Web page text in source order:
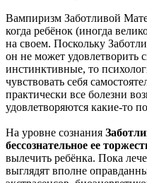
Вампиризм Заботливой
когда ребёнок (иногда
на своем. Поскольку
он не может удовлетворить
инстинктивные, то
чувствовать себя
практически все болезни
удовлетворяются какие-то
На уровне сознания
бессознательное ее
вылечить ребёнка. Пока
выглядят вполне